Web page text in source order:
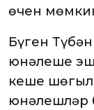
өчен
Бүген
юнәлеше
кеше
юнәлешләр